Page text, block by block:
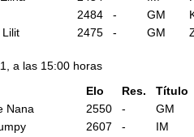
2484 - GM
Lilit 2475 - GM
a las 15:00 horas
Elo Res.
Título
Nana 2550 -
GM
2607 -
IM